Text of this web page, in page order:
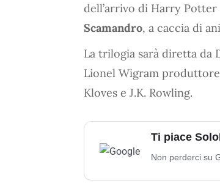
dell’arrivo di Harry
Scamandro, a caccia di
La trilogia sarà diretta da
Lionel Wigram
Kloves e J.K. Rowling.
Ti piace
Non perderci su